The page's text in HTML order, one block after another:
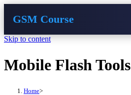
GSM Course
Skip to content
Mobile Flash Tools
Home>